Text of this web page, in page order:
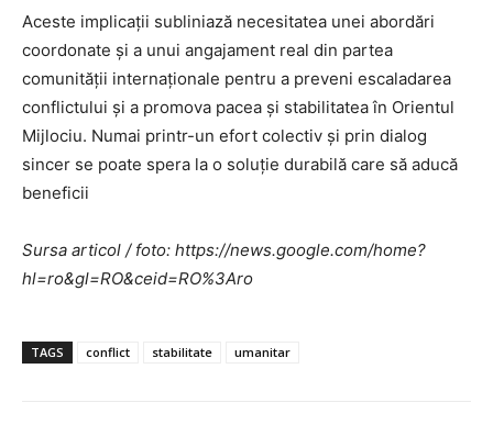
Aceste implicații subliniază necesitatea unei abordări
coordonate și a unui angajament real din partea
comunității internaționale pentru a preveni escaladarea
conflictului și a promova pacea și stabilitatea în Orientul
Mijlociu. Numai printr-un efort colectiv și prin dialog
sincer se poate spera la o soluție durabilă care să aducă
beneficii
Sursa articol / foto: https://news.google.com/home?
hl=ro&gl=RO&ceid=RO%3Aro
TAGS conflict stabilitate umanitar